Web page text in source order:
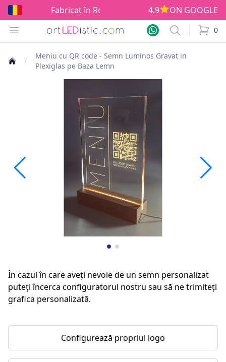
Fabricat în România! 4.9
ON GOOGLE
Open menu
Search 0
items
Meniu cu QR code - Semn Luminos Gravat in
Plexiglas pe Baza Lemn
În cazul în care aveți nevoie de un semn personalizat
puteți încerca configuratorul nostru sau să ne trimiteți
grafica personalizată.
Configurează propriul logo